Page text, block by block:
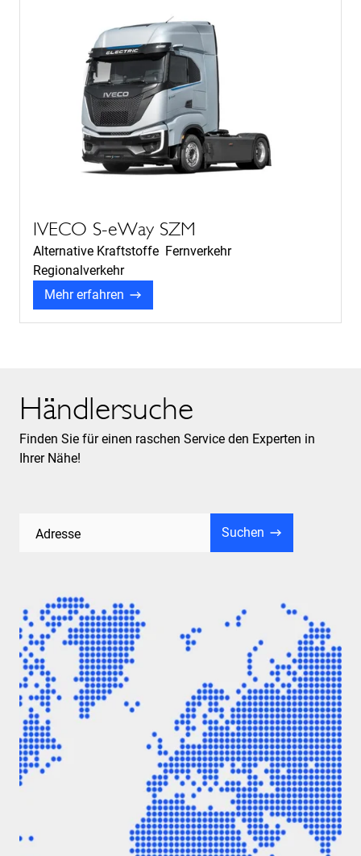
IVECO S-eWay SZM
Alternative Kraftstoffe Fernverkehr
Regionalverkehr
Mehr erfahren
Händlersuche
Finden Sie für einen raschen Service den Experten in
Ihrer Nähe!
Adresse Suchen